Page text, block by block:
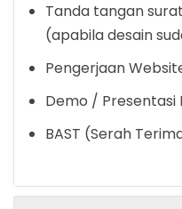
Tanda tangan
(apabila desain
Pengerjaan
Demo / Presentasi
BAST (Serah